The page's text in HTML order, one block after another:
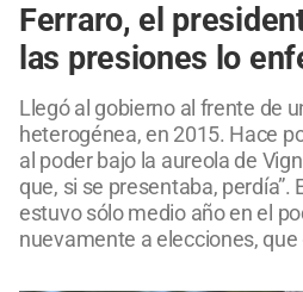
Ferraro, el
las presiones lo
Llegó al gobierno al frente de
heterogénea, en 2015. Hace
al poder bajo la aureola de
que, si se presentaba, perdía”.
estuvo sólo medio año en el
nuevamente a elecciones,